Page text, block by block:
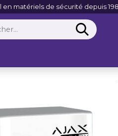
matériels de sécurité depuis